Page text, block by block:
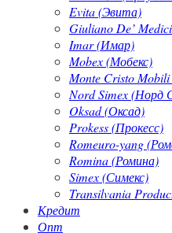
Evita (Эвита)
Giuliano De’
Imar (Имар)
Mobex (Мобекс)
Monte Cristo
Nord Simex (Норд
Oksad (Оксад)
Prokess (Прокесс)
Romeuro-yang
Romina (Ромина)
Simex (Симекс)
Transilvania
Кредит
Опт